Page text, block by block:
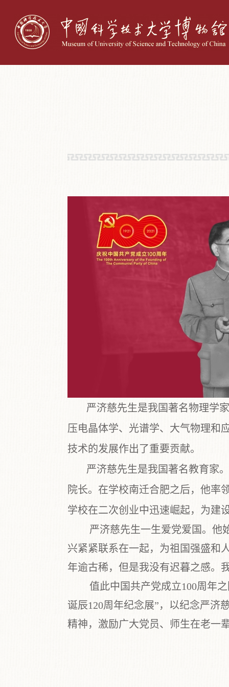
严济慈先生是我国著名物理学
压电晶体学、光谱学、大气物理和
技术的发展作出了重要贡献。
严济慈先生是我国著名教育家
院长。在学校南迁合肥之后，他率
学校在二次创业中迅速崛起，为建
严济慈先生一生爱党爱国。他
兴紧紧联系在一起，为祖国强盛和
年逾古稀，但是我没有迟暮之感。
值此中国共产党成立100周年
诞辰120周年纪念展”，以纪念严济
精神，激励广大党员、师生在老一